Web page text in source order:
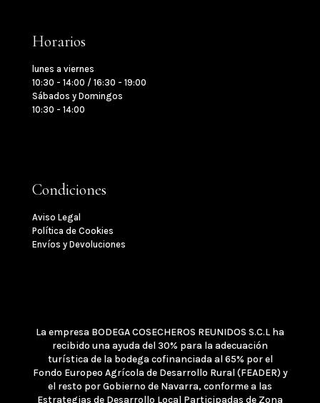
Horarios
lunes a viernes
10:30 - 14:00 / 16:30 - 19:00
Sábados y Domingos
10:30 - 14:00
Condiciones
Aviso Legal
Política de Cookies
Envíos y Devoluciones
La empresa BODEGA COSECHEROS REUNIDOS S.C.L ha
recibido una ayuda del 30% para la adecuación
turística de la bodega cofinanciada al 65% por el
Fondo Europeo Agrícola de Desarrollo Rural (FEADER) y
el resto por Gobierno de Navarra, conforme a las
Estrategias de Desarrollo Local Participadas de Zona